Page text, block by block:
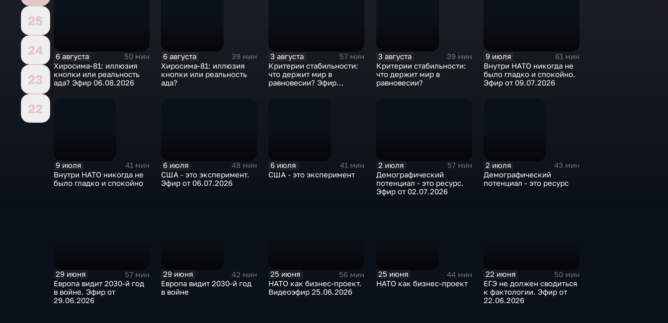
25
24
23
22
6 августа
50 мин
Хиросима-81: иллюзия
кнопки или реальность
ада? Эфир 06.08.2026
6 августа
39 мин
Хиросима-81: иллюзия
кнопки или реальность
ада?
3 августа
57 мин
Критерии стабильности:
что держит мир в
равновесии? Эфир
3 августа
39 мин
Критерии стабильности:
что держит мир в
равновесии?
9 июля
61 мин
Внутри НАТО никогда не
было гладко и спокойно.
Эфир от 09.07.2026
9 июля
41 мин
Внутри НАТО никогда не
было гладко и спокойно
6 июля
48 мин
США - это эксперимент.
Эфир от 06.07.2026
6 июля
41 мин
США - это эксперимент
2 июля
57 мин
Демографический
потенциал - это ресурс.
Эфир от 02.07.2026
2 июля
43 мин
Демографический
потенциал - это ресурс
29 июня
57 мин
Европа видит 2030-й год
в войне. Эфир от
29.06.2026
29 июня
42 мин
Европа видит 2030-й год
в войне
25 июня
56 мин
НАТО как бизнес-проект.
Видеоэфир 25.06.2026
25 июня
44 мин
НАТО как бизнес-проект
22 июня
50 мин
ЕГЭ не должен сводиться
к фактологии. Эфир от
22.06.2026